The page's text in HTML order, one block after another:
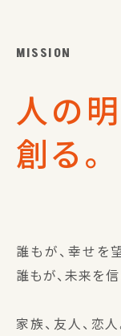
MISSION
人の
創る。
誰もが、幸せを
誰もが、未来を信
家族、友人、恋